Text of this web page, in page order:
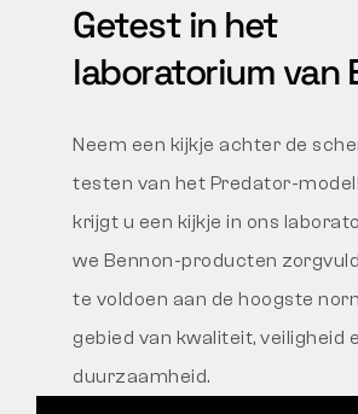
Getest in het
laboratorium van
Neem een kijkje achter de
testen van het Predator-
krijgt u een kijkje in ons
we Bennon-producten
te voldoen aan de hoogste
gebied van kwaliteit, veiligheid
duurzaamheid.